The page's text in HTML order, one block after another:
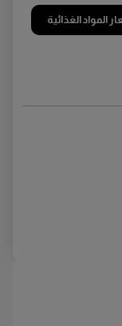
المواد الغذائية